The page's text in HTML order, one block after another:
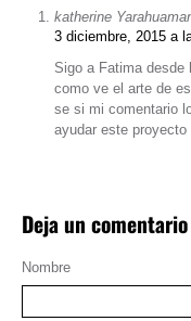
katherine
3 diciembre, 2015 a
Sigo a Fatima desde
como ve el arte de
se si mi comentario
ayudar este
Deja un comentario
Nombre